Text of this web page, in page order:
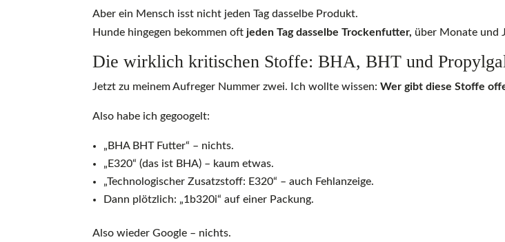
Aber ein Mensch isst nicht jeden Tag dasselbe Produkt.
Hunde hingegen bekommen oftjeden Tag dasselbe Trockenfutter, über Monate und
Die wirklich kritischen Stoffe: BHA, BHT und
Jetzt zu meinem Aufreger Nummer zwei. Ich wollte wissen:Wer gibt diese Stoffe
Also habe ich gegoogelt:
„BHA BHT Futter“ – nichts.
„E320“ (das ist BHA) – kaum etwas.
„Technologischer Zusatzstoff: E320“ – auch Fehlanzeige.
Dann plötzlich: „1b320i“ auf einer Packung.
Also wieder Google – nichts.